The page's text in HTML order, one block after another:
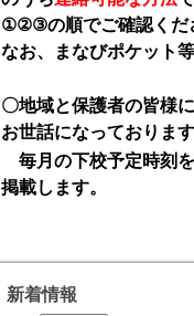
①②③の順でご確認くだ
なお、まなびポケット
〇地域と保護者の皆様
お世話になっておりま
毎月の下校予定時刻
掲載します。
新着情報